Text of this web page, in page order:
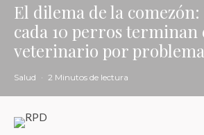
El dilema de la comezón:
cada 10 perros terminan
veterinario por
Salud · 2 Minutos de lectura